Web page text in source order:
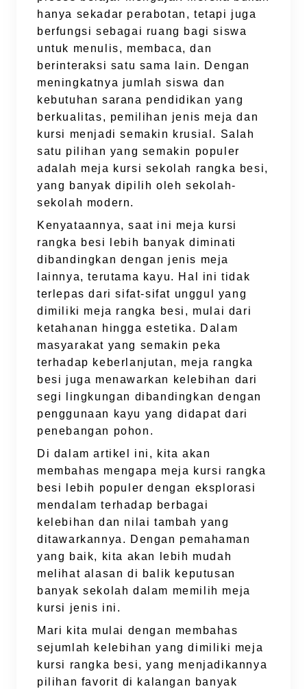
hanya sekadar perabotan, tetapi juga
berfungsi sebagai ruang bagi siswa
untuk menulis, membaca, dan
berinteraksi satu sama lain. Dengan
meningkatnya jumlah siswa dan
kebutuhan sarana pendidikan yang
berkualitas, pemilihan jenis meja dan
kursi menjadi semakin krusial. Salah
satu pilihan yang semakin populer
adalah meja kursi sekolah rangka besi,
yang banyak dipilih oleh sekolah-
sekolah modern.
Kenyataannya, saat ini meja kursi
rangka besi lebih banyak diminati
dibandingkan dengan jenis meja
lainnya, terutama kayu. Hal ini tidak
terlepas dari sifat-sifat unggul yang
dimiliki meja rangka besi, mulai dari
ketahanan hingga estetika. Dalam
masyarakat yang semakin peka
terhadap keberlanjutan, meja rangka
besi juga menawarkan kelebihan dari
segi lingkungan dibandingkan dengan
penggunaan kayu yang didapat dari
penebangan pohon.
Di dalam artikel ini, kita akan
membahas mengapa meja kursi rangka
besi lebih populer dengan eksplorasi
mendalam terhadap berbagai
kelebihan dan nilai tambah yang
ditawarkannya. Dengan pemahaman
yang baik, kita akan lebih mudah
melihat alasan di balik keputusan
banyak sekolah dalam memilih meja
kursi jenis ini.
Mari kita mulai dengan membahas
sejumlah kelebihan yang dimiliki meja
kursi rangka besi, yang menjadikannya
pilihan favorit di kalangan banyak